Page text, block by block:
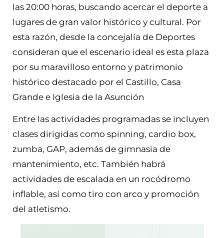
las 20:00 horas, buscando acercar el deporte a
lugares de gran valor histórico y cultural. Por
esta razón, desde la concejalía de Deportes
consideran que el escenario ideal es esta plaza
por su maravilloso entorno y patrimonio
histórico destacado por el Castillo, Casa
Grande e Iglesia de la Asunción
Entre las actividades programadas se incluyen
clases dirigidas como spinning, cardio box,
zumba, GAP, además de gimnasia de
mantenimiento, etc. También habrá
actividades de escalada en un rocódromo
inflable, así como tiro con arco y promoción
del atletismo.